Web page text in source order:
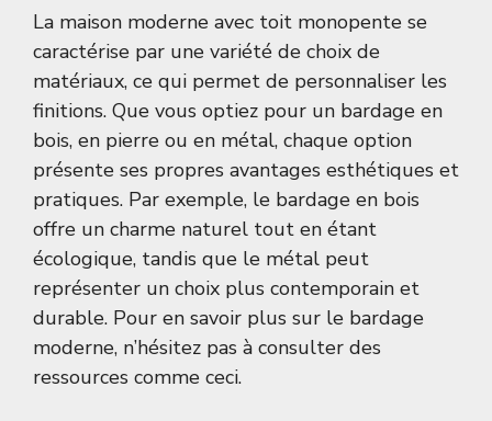
La maison moderne avec toit monopente se
caractérise par une variété de choix de
matériaux, ce qui permet de personnaliser les
finitions. Que vous optiez pour un bardage en
bois, en pierre ou en métal, chaque option
présente ses propres avantages esthétiques et
pratiques. Par exemple, le bardage en bois
offre un charme naturel tout en étant
écologique, tandis que le métal peut
représenter un choix plus contemporain et
durable. Pour en savoir plus sur le bardage
moderne, n’hésitez pas à consulter des
ressources comme ceci.